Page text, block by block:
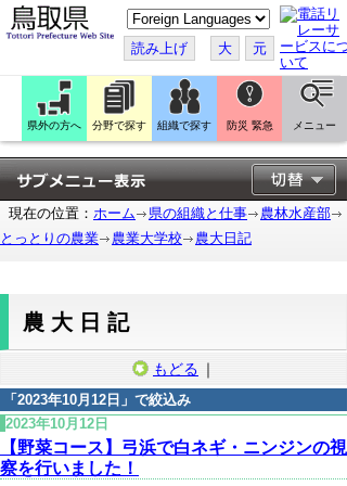
こ
の
ペ
ー
ジ
翻
訳
す
る
読み上げ 大 元
県外の方へ 分野で探す 組織で探す 防災 緊急 メニュー
現在の位置： ホーム 県の組織と仕事
農林水産部
とっとりの農業
農業大学校 農大日記
農大日記
もどる ｜
「 2023年10月12日 」で絞込み
2023年10月12日
【野菜コース】弓浜で白ネギ・ニンジンの視
察を行いました！